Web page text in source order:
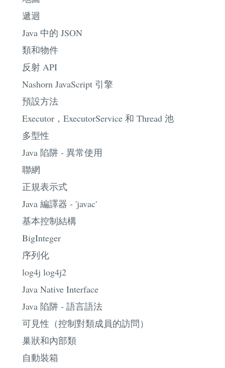
遞迴
Java 中的 JSON
類和物件
反射 API
Nashorn JavaScript 引擎
預設方法
Executor，ExecutorService 和 Thread 池
多型性
Java 陷阱 - 異常使用
聯網
正規表示式
Java 編譯器 - 'javac'
基本控制結構
BigInteger
序列化
log4j log4j2
Java Native Interface
Java 陷阱 - 語言語法
可見性（控制對類成員的訪問）
巢狀和內部類
自動裝箱